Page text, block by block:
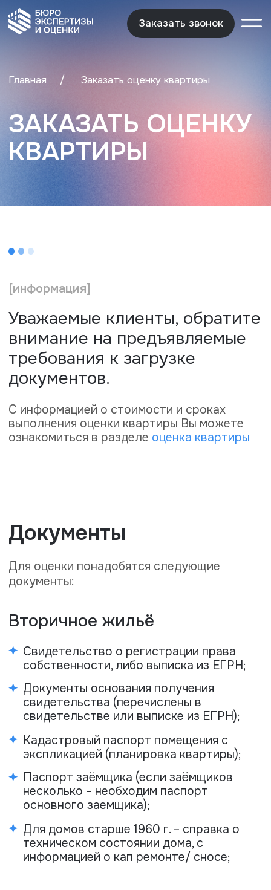
Заказать звонок
Заказать звонок
ЗАКАЗАТЬ ОЦЕНКУ
КВАРТИРЫ
[информация]
требования к загрузке
С информацией о стоимости и сроках
ознакомиться в разделеоценка квартиры
Для оценки понадобятся следующие
документы:
Документы
Первичное жильё
Дом введен в эксплуатацию
Вторичное жильё
Кадастровый паспорт помещения с
экспликацией (планировка квартиры);
несколько – необходим паспорт
основного заемщика);
информацией о кап ремонте/ сносе;
Разрешение на ввод объекта в
эксплуатацию (данный документ
имеется у застройщика, зачастую
выложен в виде файла в формате PDF
Акт приема-передачи помещения;
Справка о полной выплате
(перед застройщиком);
Выписка из ЕГРН или кадастровый
паспорт помещения с экспликацией
(планировка квартиры);
Паспорт заёмщика (если заёмщиков
несколько – необходим паспорт
основного заемщика);